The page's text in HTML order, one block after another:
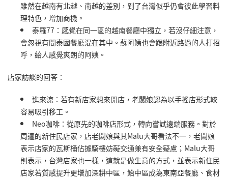
雖然在越南有北越、南越的差別，到了台灣似乎仍會彼此學習料
理特色，增加商機。
泰羅77：感覺在同一區的越南餐廳中獨立，若沒仔細注意，
會忽視有間泰國餐廳混在其中。蘇阿姨也會跟附近路過的人打招
呼，給人感覺爽朗的阿姨。
店家訪談的回答：
進來涼：若有新店家想來開店，老闆娘認為以手搖店形式較
容易吸引移工。
Neo咖啡：從原先的咖啡店形式，轉向嘗試遠端服務。對於
周遭的新住民店家，店老闆娘與其Malu大哥看法不一，老闆娘
表示店家的瓦斯桶佔據騎樓妨礙交通兼有安全疑慮；Malu大哥
則表示，台灣店家也一樣，這就是做生意的方式，並表示新住民
店家若質感提升更增加深耕中區，始中區成為東南亞餐廳、食材